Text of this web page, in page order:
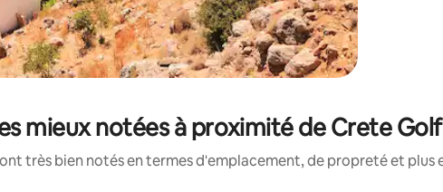
mieux notées à proximité de Crete
très bien notés en termes d'emplacement, de propreté et plus